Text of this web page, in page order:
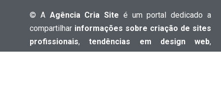
© A Agência Cria Site é um portal dedicado a
compartilhar informações sobre criação de sites
profissionais,tendências em design web,